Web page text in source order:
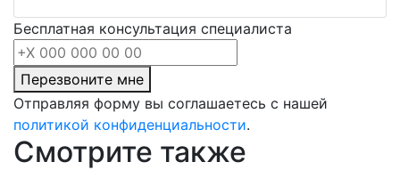
Бесплатная консультация специалиста
Перезвоните мне
Отправляя форму вы соглашаетесь с нашей
политикой конфиденциальности.
Смотрите также